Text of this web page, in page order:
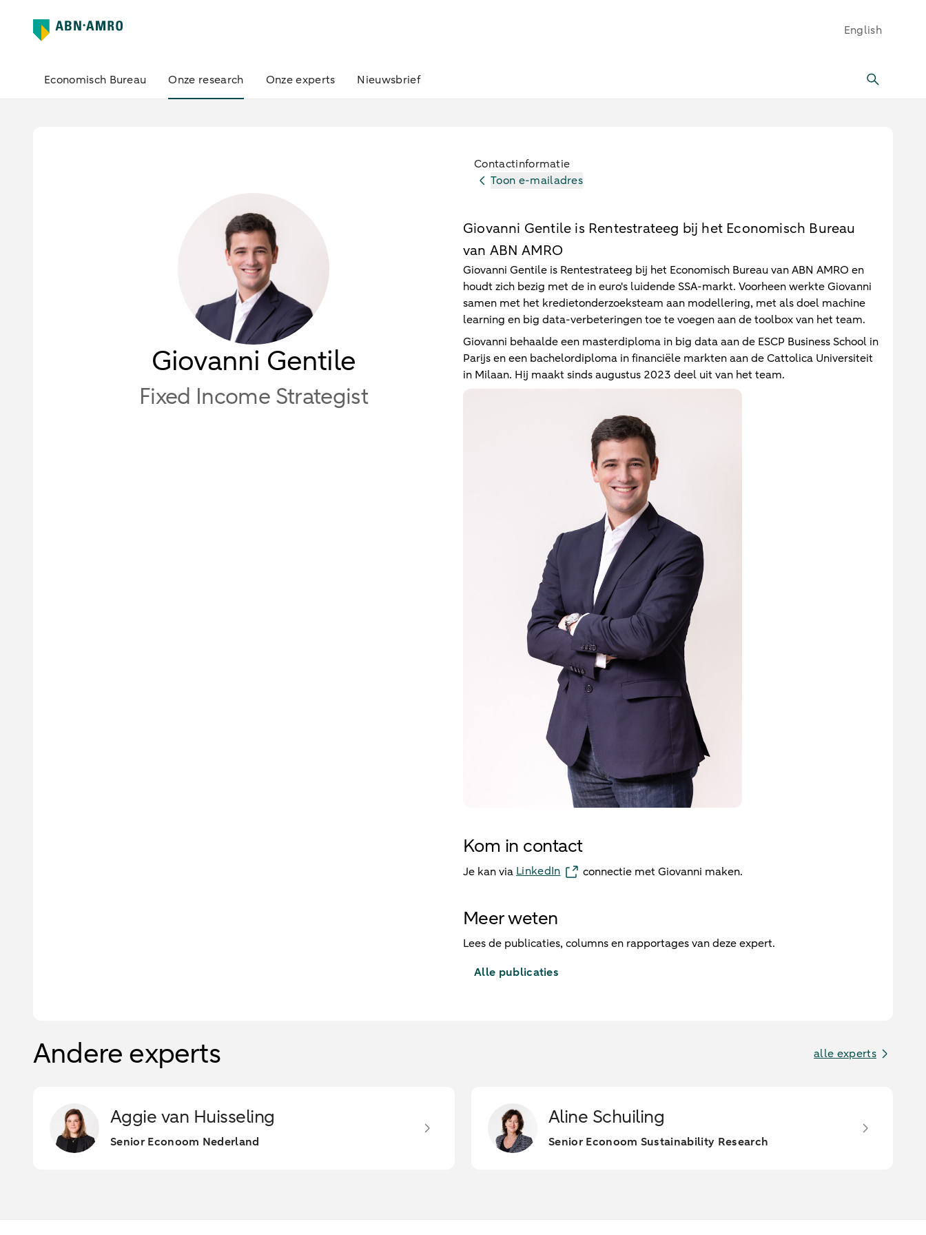
English
Economisch Bureau Onze research Onze experts Nieuwsbrief
Giovanni Gentile
Fixed Income Strategist
Contactinformatie
Toon e-mailadres
Giovanni Gentile is Rentestrateeg bij het Economisch Bureau
van ABN AMRO
Giovanni Gentile is Rentestrateeg bij het Economisch Bureau van ABN AMRO en
houdt zich bezig met de in euro's luidende SSA-markt. Voorheen werkte Giovanni
samen met het kredietonderzoeksteam aan modellering, met als doel machine
learning en big data-verbeteringen toe te voegen aan de toolbox van het team.
Giovanni behaalde een masterdiploma in big data aan de ESCP Business School in
Parijs en een bachelordiploma in financiële markten aan de Cattolica Universiteit
in Milaan. Hij maakt sinds augustus 2023 deel uit van het team.
Kom in contact
Je kan via LinkedIn connectie met Giovanni maken.
Meer weten
Lees de publicaties, columns en rapportages van deze expert.
Alle publicaties
Andere experts alle experts
Aggie van Huisseling
Senior Econoom Nederland
Aline Schuiling
Senior Econoom Sustainability Research